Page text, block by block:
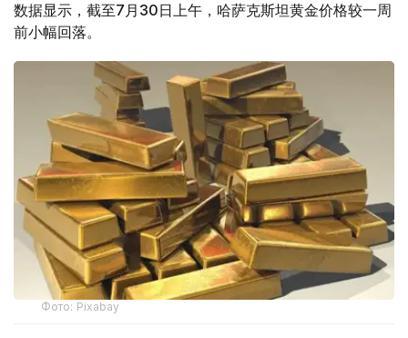
数据显示，截至7月30日上午，哈萨克斯坦黄金价格较一周
前小幅回落。
Фото: Pixabay